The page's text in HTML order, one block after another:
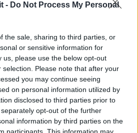
- Do Not Process My Personal
the sale, sharing to third parties, or
or sensitive information for
us, please use the below opt-out
Please note that after your
you may continue seeing
on personal information utilized by
disclosed to third parties prior to
opt-out of the further
information by third parties on the
della Toscana iscriviti alla
tua casella di posta.
anche:
non solo” di Salvatore Calleri
Denaro
gli elettori